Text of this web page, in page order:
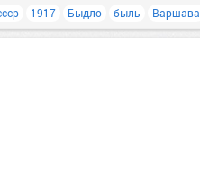
1917 Быдло быль Варшава